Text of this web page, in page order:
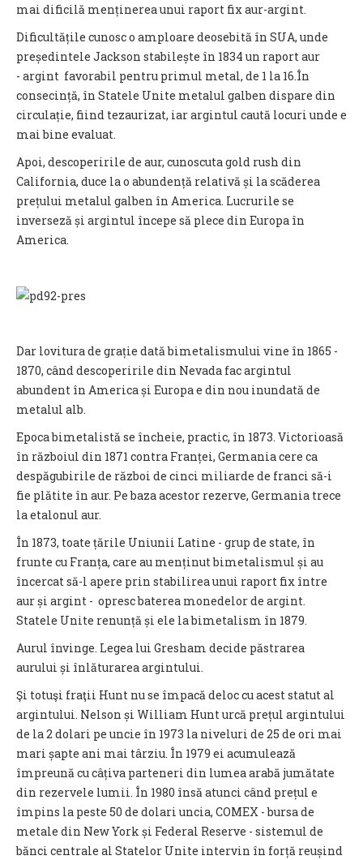
mai dificilă menținerea unui raport fix aur-argint.
Dificultățile cunosc o amploare deosebită în SUA, unde
președintele Jackson stabilește în 1834 un raport aur
- argint favorabil pentru primul metal, de 1 la 16.În
consecință, în Statele Unite metalul galben dispare din
circulație, fiind tezaurizat, iar argintul caută locuri unde e
mai bine evaluat.
Apoi, descoperirile de aur, cunoscuta gold rush din
California, duce la o abundență relativă și la scăderea
prețului metalul galben în America. Lucrurile se
inverseză și argintul începe să plece din Europa în
America.
Dar lovitura de grație dată bimetalismului vine în 1865 -
1870, când descoperirile din Nevada fac argintul
abundent în America și Europa e din nou inundată de
metalul alb.
Epoca bimetalistă se încheie, practic, în 1873. Victorioasă
în războiul din 1871 contra Franței, Germania cere ca
despăgubirile de război de cinci miliarde de franci să-i
fie plătite în aur. Pe baza acestor rezerve, Germania trece
la etalonul aur.
În 1873, toate țările Uniunii Latine - grup de state, în
frunte cu Franța, care au menținut bimetalismul și au
încercat să-l apere prin stabilirea unui raport fix între
aur și argint - opresc baterea monedelor de argint.
Statele Unite renunță și ele la bimetalism în 1879.
Aurul învinge. Legea lui Gresham decide păstrarea
aurului și înlăturarea argintului.
Şi totuşi fraţii Hunt nu se împacă deloc cu acest statut al
argintului. Nelson și William Hunt urcă prețul argintului
de la 2 dolari pe uncie în 1973 la niveluri de 25 de ori mai
mari șapte ani mai târziu. În 1979 ei acumulează
împreună cu câțiva parteneri din lumea arabă jumătate
din rezervele lumii. În 1980 însă atunci când prețul e
împins la peste 50 de dolari uncia, COMEX - bursa de
metale din New York și Federal Reserve - sistemul de
bănci centrale al Statelor Unite intervin în forță reușind